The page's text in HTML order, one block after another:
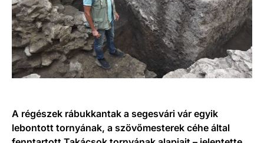
A régészek rábukkantak a segesvári vár egyik
lebontott tornyának, a szövőmesterek céhe által